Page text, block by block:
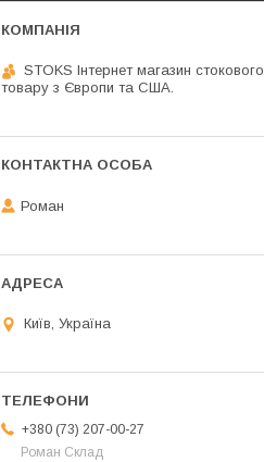
STOKS Інтернет магазин стокового
товару з Європи та США.
Роман
Київ, Україна
+380 (73) 207-00-27
Роман Склад